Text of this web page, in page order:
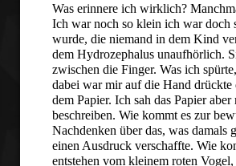
Was erinnere ich wirklich?
Ich war noch so klein ich war doch
wurde, die niemand in dem Kind
dem Hydrozephalus unaufhörlich.
zwischen die Finger. Was ich
dabei war mir auf die Hand drückte
dem Papier. Ich sah das Papier
beschreiben. Wie kommt es zur
Nachdenken über das, was
einen Ausdruck verschaffte. Wie
entstehen vom kleinem roten